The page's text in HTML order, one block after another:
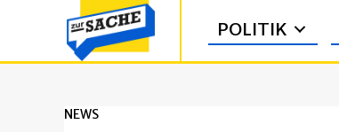
POLITIK
NEWS